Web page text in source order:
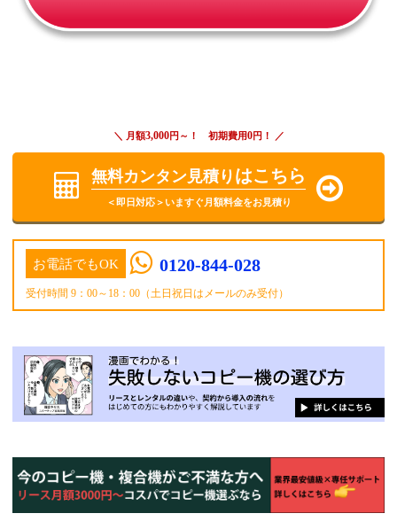
＼ 月額3,000円～！ 初期費用0円！ ／
無料カンタン見積り はこちら
＜即日対応＞いますぐ月額料金をお見積り
お電話でもOK 0120-844-028
受付時間 9：00～18：00（土日祝日はメールのみ受付）